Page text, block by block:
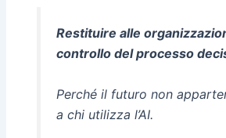
Restituire alle
controllo del processo
Perché il futuro non
a chi utilizza l’AI.